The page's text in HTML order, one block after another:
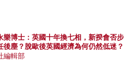
樂博士：英國十年換七相，新揆會否步
後塵？脫歐後英國經濟為何仍然低迷？
編輯部